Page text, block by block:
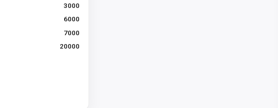
3000
6000
7000
20000